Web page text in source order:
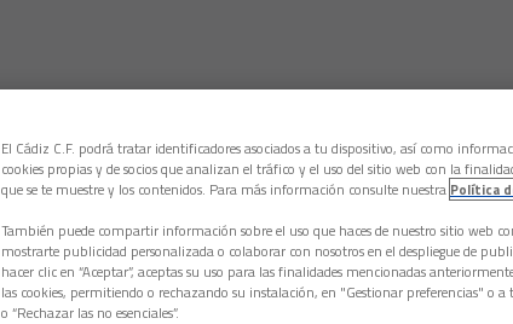
El Cádiz C.F. podrá tratar identificadores asociados a tu dispositivo, así como
cookies propias y de socios que analizan el tráfico y el uso del sitio web con la
que se te muestre y los contenidos. Para más información consulte nuestra Política
También puede compartir información sobre el uso que haces de nuestro sitio web
mostrarte publicidad personalizada o colaborar con nosotros en el despliegue de
hacer clic en “Aceptar”, aceptas su uso para las finalidades mencionadas
las cookies, permitiendo o rechazando su instalación, en "Gestionar preferencias" o a
o “Rechazar las no esenciales”.